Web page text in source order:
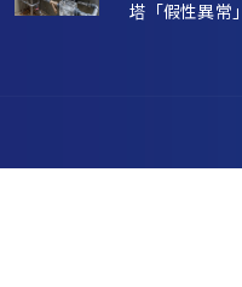
塔「假性異常」